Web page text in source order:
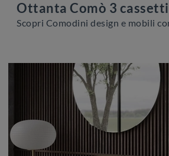
Ottanta Comò 3 cassetti